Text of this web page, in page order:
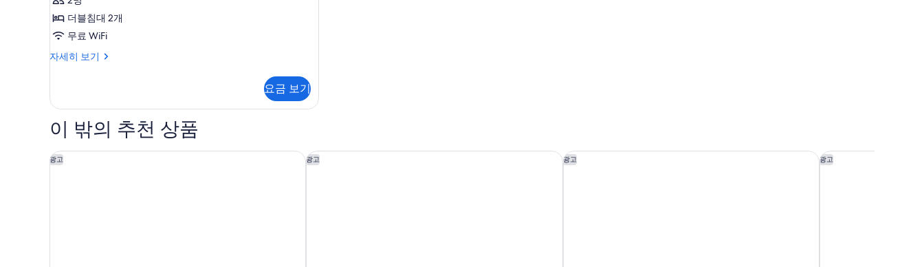
보
기
자
세
보
기
Twin
Room
사
진
보
기
더블침대 2개
무료 WiFi
자세히 보기
Executive
자
히
기
요금 보기
이 밖의 추천 상품
광고
만다린 오리엔탈 첸멘, 베이징 광고
그랜드 하얏트 베이징 광고
더 웨스틴 베이징 파이낸셜 스트리트 광고
리젠트 베이징 by